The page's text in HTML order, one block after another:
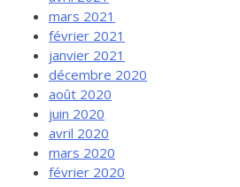
mars 2021
février 2021
janvier 2021
décembre 2020
août 2020
juin 2020
avril 2020
mars 2020
février 2020